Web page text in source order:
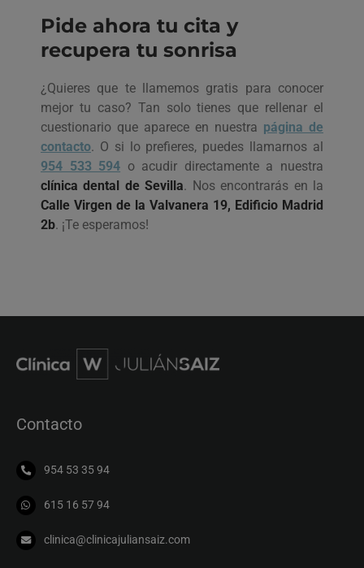
Pide ahora tu cita y
recupera tu sonrisa
¿Quieres que te llamemos gratis para conocer
mejor tu caso? Tan solo tienes que rellenar el
cuestionario que aparece en nuestra página de
contacto. O si lo prefieres, puedes llamarnos al
954 533 594 o acudir directamente a nuestra
clínica dental de Sevilla. Nos encontrarás en la
Calle Virgen de la Valvanera 19, Edificio Madrid
2b. ¡Te esperamos!
Contacto
954 53 35 94
615 16 57 94
clinica@clinicajuliansaiz.com